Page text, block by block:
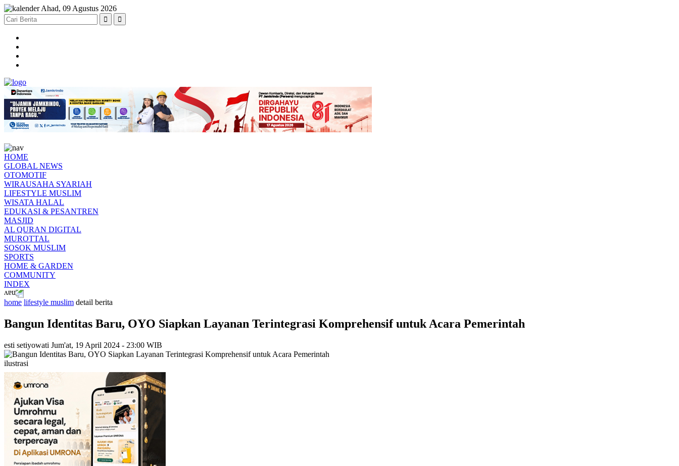
Ahad, 09 Agustus 2026
HOME
GLOBAL NEWS
OTOMOTIF
WIRAUSAHA SYARIAH
LIFESTYLE MUSLIM
WISATA HALAL
EDUKASI & PESANTREN
MASJID
AL QURAN DIGITAL
MUROTTAL
SOSOK MUSLIM
SPORTS
HOME & GARDEN
COMMUNITY
INDEX
home lifestyle muslim detail berita
Bangun Identitas Baru, OYO Siapkan Layanan Terintegrasi Komprehensif untuk Acara Pemerintah
esti setiyowati Jum'at, 19 April 2024 - 23:00 WIB
ilustrasi